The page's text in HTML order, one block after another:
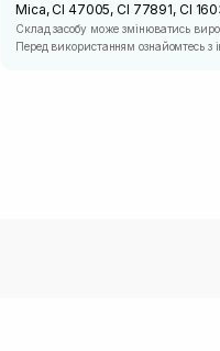
Mica, CI 47005, CI 77891, CI
Склад засобу може змінюватись
Перед використанням ознайомтесь з